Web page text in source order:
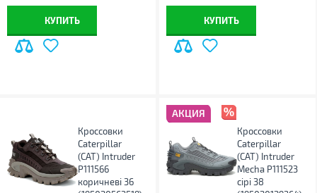
КУПИТЬ КУПИТЬ
Кроссовки
Caterpillar
(CAT) Intruder
P111566
коричневі 36
АКЦИЯ
Кроссовки
Caterpillar
(CAT) Intruder
Mecha P111523
сірі 38